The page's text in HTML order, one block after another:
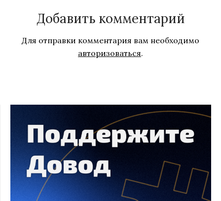
Добавить комментарий
Для отправки комментария вам необходимо
авторизоваться.